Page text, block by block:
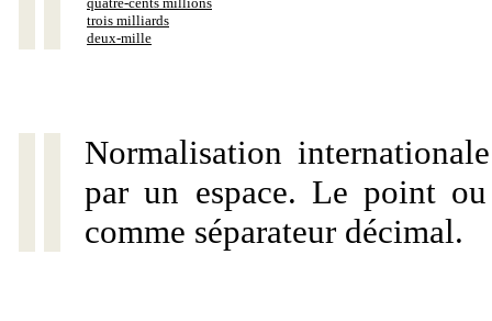
trois milliards
deux-mille
Normalisation
par un espace. Le point
comme séparateur décimal.